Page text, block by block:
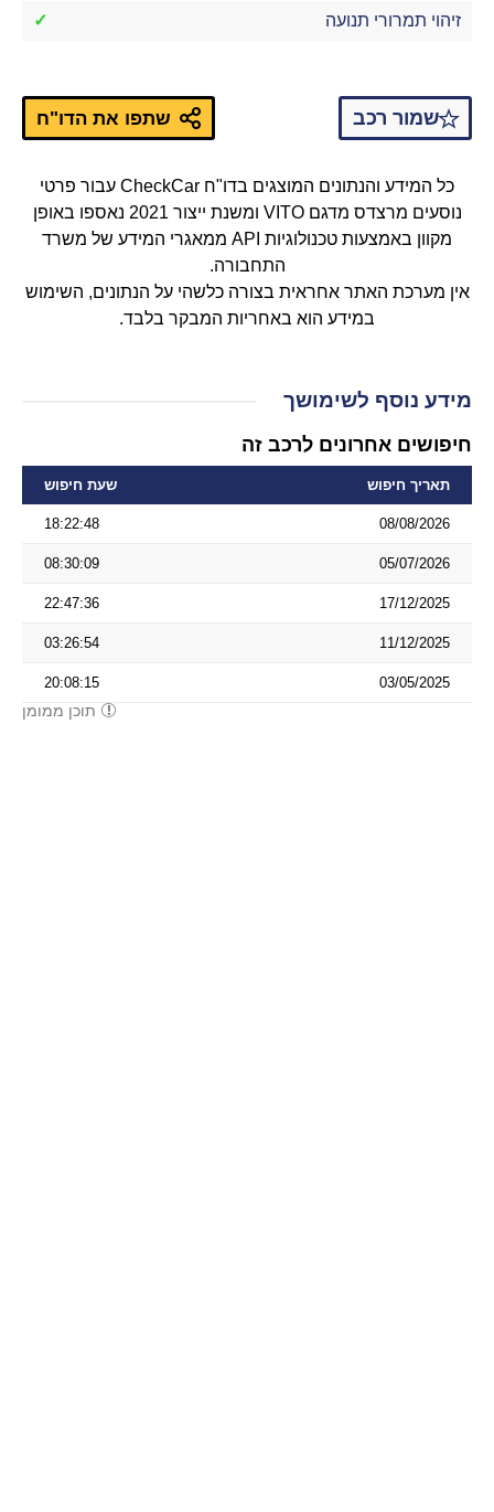
זיהוי תמרורי תנועה ✓
שמור רכב שתפו את הדו"ח
כל המידע והנתונים המוצגים בדו"ח CheckCar עבור פרטי
נוסעים מרצדס מדגם VITO ומשנת ייצור 2021 נאספו באופן
מקוון באמצעות טכנולוגיות API ממאגרי המידע של משרד
התחבורה.
אין מערכת האתר אחראית בצורה כלשהי על הנתונים, השימוש
במידע הוא באחריות המבקר בלבד.
מידע נוסף לשימושך
חיפושים אחרונים לרכב זה
תאריך חיפוש שעת חיפוש
08/08/2026
18:22:48
05/07/2026
08:30:09
17/12/2025
22:47:36
11/12/2025
03:26:54
03/05/2025
20:08:15
תוכן ממומן